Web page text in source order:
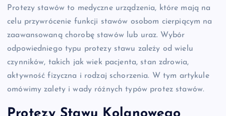
Protezy stawów to medyczne urządzenia, które mają na
celu przywrócenie funkcji stawów osobom cierpiącym na
zaawansowaną chorobę stawów lub uraz. Wybór
odpowiedniego typu protezy stawu zależy od wielu
czynników, takich jak wiek pacjenta, stan zdrowia,
aktywność fizyczna i rodzaj schorzenia. W tym artykule
omówimy zalety i wady różnych typów protez stawów.